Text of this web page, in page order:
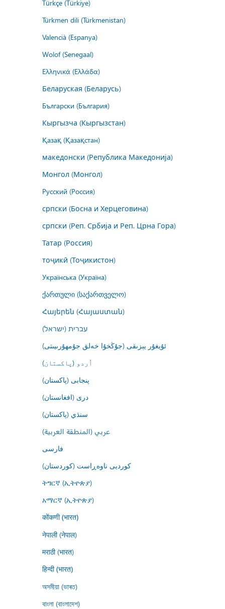
Türkçe (Türkiye)
Türkmen dili (Türkmenistan)
Valencià (Espanya)
Wolof (Senegaal)
Ελληνικά (Ελλάδα)
Беларуская (Беларусь)
Български (България)
Кыргызча (Кыргызстан)
Қазақ (Қазақстан)
македонски (Република Македонија)
Монгол (Монгол)
Русский (Россия)
српски (Босна и Херцеговина)
српски (Реп. Србија и Реп. Црна Гора)
Татар (Россия)
тоҷикӣ (Тоҷикистон)
Українська (Україна)
ქართული (საქართველო)
Հայերեն (Հայաստան)
עברית (ישראל)
ئۇيغۇر يېزىقى (جۇڭخۇا خەلق جۇمھۇرىيىتى)
اُردو (پاکستان)
پنجابی (پاکستان)
درى (افغانستان)
سنڌي (پاکستان)
عربي (المنطقة العربية)
فارسى
کوردیی ناوەڕاست (کوردستان)
ትግርኛ (ኢትዮጵያ)
አማርኛ (ኢትዮጵያ)
कोंकणी (भारत)
नेपाली (नेपाल)
मराठी (भारत)
हिन्दी (भारत)
অসমীয়া (ভাৰত)
বাংলা (বাংলাদেশ)